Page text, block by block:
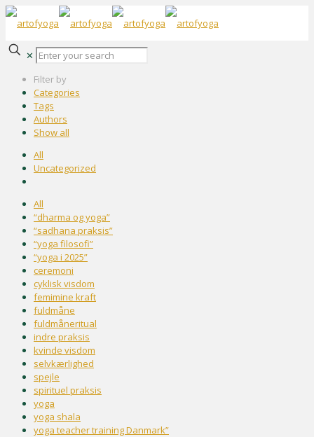
✕
Filter by
Categories
Tags
Authors
Show all
All
Uncategorized
All
“dharma og yoga”
“sadhana praksis”
“yoga filosofi”
“yoga i 2025”
ceremoni
cyklisk visdom
femimine kraft
fuldmåne
fuldmåneritual
indre praksis
kvinde visdom
selvkærlighed
spejle
spirituel praksis
yoga
yoga shala
yoga teacher training Danmark”